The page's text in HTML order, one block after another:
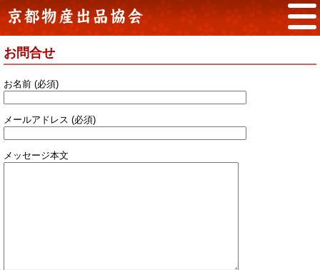
お問合せ
お名前 (必須)
メールアドレス (必須)
メッセージ本文